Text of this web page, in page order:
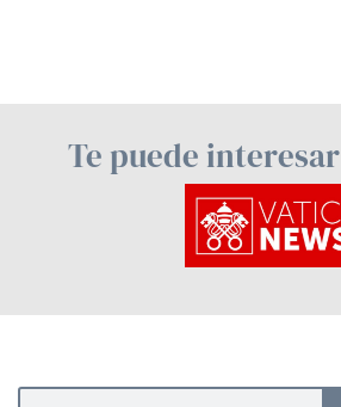
Te puede interesar